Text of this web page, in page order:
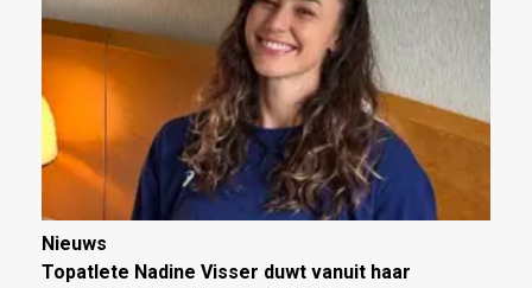
Nieuws
Topatlete Nadine Visser duwt vanuit haar